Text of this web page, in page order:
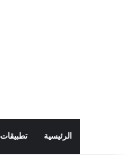
الرئيسية تطبيقات